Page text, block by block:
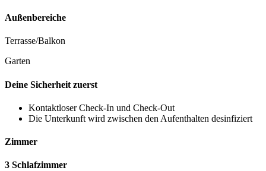
Außenbereiche
Terrasse/Balkon
Garten
Deine Sicherheit zuerst
Kontaktloser Check-In und Check-Out
Die Unterkunft wird zwischen den Aufenthalten desinfiziert
Zimmer
3 Schlafzimmer